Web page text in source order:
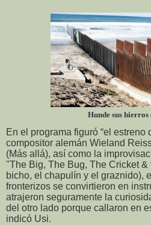
Hunde sus hierros
En el programa figuró “el estreno
compositor alemán Wieland
(Más allá), así como la
"The Big, The Bug, The Cricket &
bicho, el chapulín y el graznido),
fronterizos se convirtieron en
atrajeron seguramente la
del otro lado porque callaron en
indicó Usi.